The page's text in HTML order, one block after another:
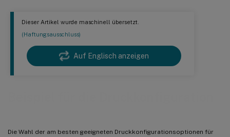
Dieser Artikel wurde maschinell übersetzt.
(Haftungsausschluss)
Auf Englisch anzeigen
Die Wahl der am besten geeigneten Druckkonfigurationsoptionen für